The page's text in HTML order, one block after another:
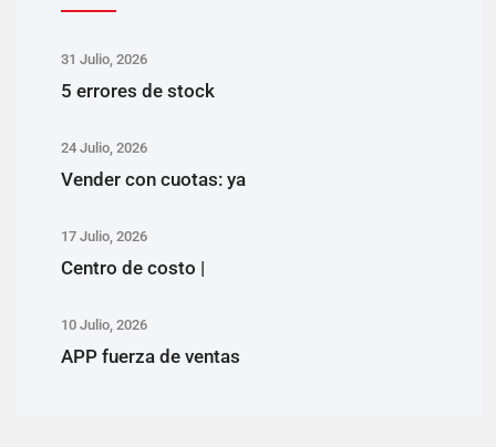
31 Julio, 2026
5 errores de stock
24 Julio, 2026
Vender con cuotas: ya
17 Julio, 2026
Centro de costo |
10 Julio, 2026
APP fuerza de ventas